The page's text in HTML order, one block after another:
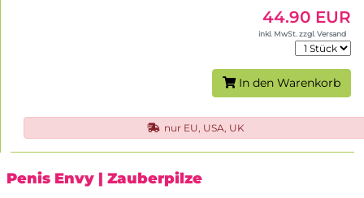
44.90 EUR
inkl. MwSt. zzgl. Versand
In den Warenkorb
nur EU, USA, UK
Penis Envy | Zauberpilze